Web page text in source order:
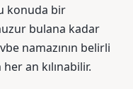
konuda bir
bulana kadar
namazının belirli
an kılınabilir.